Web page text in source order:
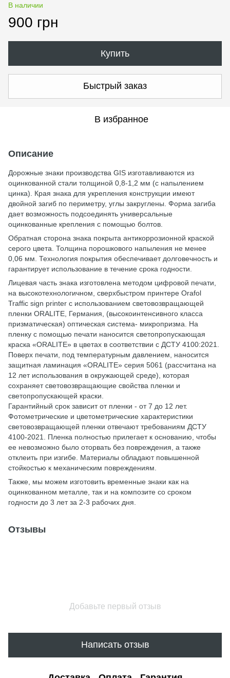
В наличии
900 грн
Купить
Быстрый заказ
В избранное
Описание
Дорожные знаки производства GIS изготавливаются из
оцинкованной стали толщиной 0,8-1,2 мм (с напылением
цинка). Края знака для укрепления конструкции имеют
двойной загиб по периметру, углы закруглены. Форма загиба
дает возможность подсоединять универсальные
оцинкованные крепления с помощью болтов.
Обратная сторона знака покрыта антикоррозионной краской
серого цвета. Толщина порошкового напыления не менее
0,06 мм. Технология покрытия обеспечивает долговечность и
гарантирует использование в течение срока годности.
Лицевая часть знака изготовлена ​​методом цифровой печати,
на высокотехнологичном, сверхбыстром принтере Orafol
Traffic sign printer с использованием световозвращающей
пленки ORALITE, Германия, (высокоинтенсивного класса
призматическая) оптическая система- микропризма. На
пленку с помощью печати наносится светопропускающая
краска «ORALITE» в цветах в соответствии с ДСТУ 4100:2021.
Поверх печати, под температурным давлением, наносится
защитная ламинация «ORALITE» серия 5061 (рассчитана на
12 лет использования в окружающей среде), которая
сохраняет световозвращающие свойства пленки и
светопропускающей краски.
Гарантийный срок зависит от пленки - от 7 до 12 лет.
Фотометрические и цветометрические характеристики
световозвращающей пленки отвечают требованиям ДСТУ
4100-2021. Пленка полностью прилегает к основанию, чтобы
ее невозможно было оторвать без повреждения, а также
отклеить при изгибе. Материалы обладают повышенной
стойкостью к механическим повреждениям.
Также, мы можем изготовить временные знаки как на
оцинкованном металле, так и на композите со сроком
годности до 3 лет за 2-3 рабочих дня.
Отзывы
Добавьте первый отзыв
Написать отзыв